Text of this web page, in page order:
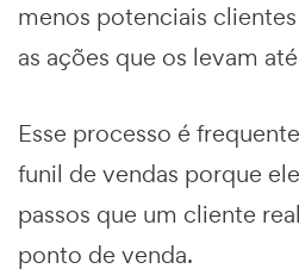
menos potenciais
as ações que os levam
Esse processo é
funil de vendas porque
passos que um cliente
ponto de venda.